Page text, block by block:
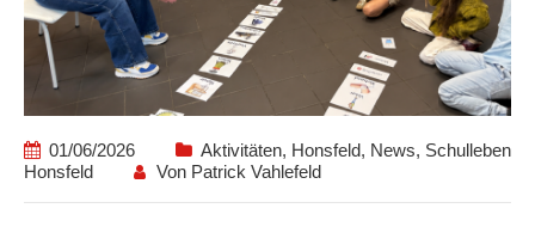
01/06/2026 Aktivitäten, Honsfeld, News, Schulleben
Honsfeld
Von Patrick Vahlefeld